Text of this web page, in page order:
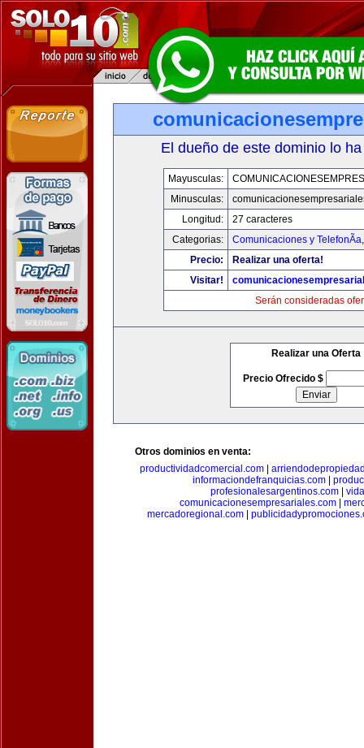
El dueño de este dominio lo
Mayusculas:
Minusculas:
Longitud:
27 caracteres
Categorias:
Comunicaciones y TelefonÃ­a
Precio:
Realizar una oferta!
Visitar!
Serán consideradas
Realizar una Oferta
Precio Ofrecido $
Otros dominios en venta:
productividadcomercial.com
informaciondefranquicias.com
profesionalesargentinos.com|
comunicacionesempresariales.com
mercadoregional.com